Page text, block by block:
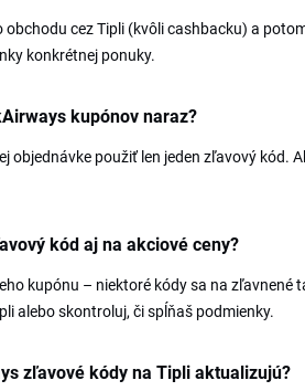
obchodu cez Tipli (kvôli cashbacku) a
konkrétnej ponuky.
kupónov naraz?
objednávke použiť len jeden zľavový kód.
kód aj na akciové ceny?
kupónu – niektoré kódy sa na zľavnené
alebo skontroluj, či spĺňaš podmienky.
zľavové kódy na Tipli aktualizujú?